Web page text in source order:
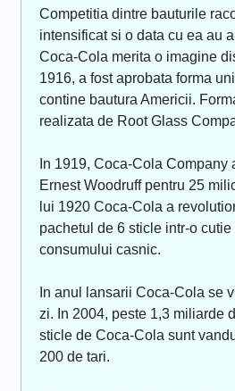
Competitia dintre bauturile
intensificat si o data cu ea au
Coca-Cola merita o imagine
1916, a fost aprobata forma
contine bautura Americii.
realizata de Root Glass
In 1919, Coca-Cola Company
Ernest Woodruff pentru 25
lui 1920 Coca-Cola a
pachetul de 6 sticle intr-o
consumului casnic.
In anul lansarii Coca-Cola se
zi. In 2004, peste 1,3 miliarde
sticle de Coca-Cola sunt
200 de tari.